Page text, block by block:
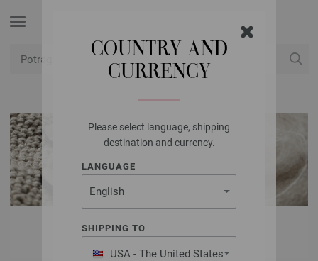
COUNTRY AND
CURRENCY
Please select language, shipping
destination and currency.
LANGUAGE
SHIPPING TO
USA - The United States
POPUSTI | BRIGITTE